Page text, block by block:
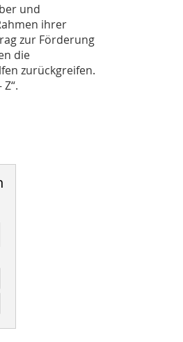
und
ihrer
zur Förderung
die
zurückgreifen.